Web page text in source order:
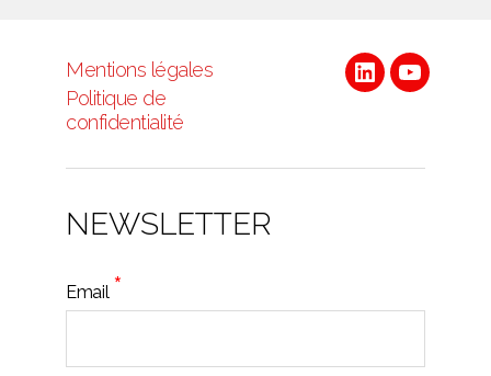
Mentions légales
Politique de
confidentialité
LinkedinYoutube
NEWSLETTER
Email *